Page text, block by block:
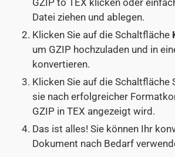
GZIP to TEX klicken oder
Datei ziehen und ablegen.
Klicken Sie auf die Schaltfläche
um GZIP hochzuladen und in
konvertieren.
Klicken Sie auf die Schaltfläche
sie nach erfolgreicher
GZIP in TEX angezeigt wird.
Das ist alles! Sie können Ihr
Dokument nach Bedarf